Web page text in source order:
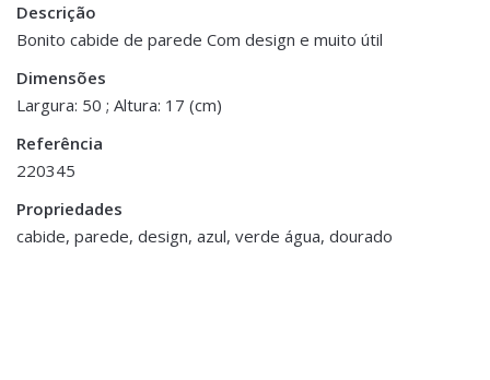
Descrição
Bonito cabide de parede Com design e muito útil
Dimensões
Largura: 50 ; Altura: 17 (cm)
Referência
220345
Propriedades
cabide, parede, design, azul, verde água, dourado
Peso 0.800 kg
Dimensões
There are no reviews yet.
Be the first to review “Cabide de Parede
em MDF e PP – Verde Água”
You must be <a href="https://www.homeart.pt/minha-
conta/">logged in</a> to post a review.